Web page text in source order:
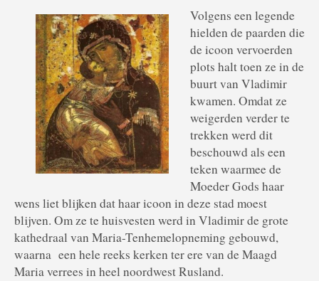
Volgens een legende
hielden de paarden die
de icoon vervoerden
plots halt toen ze in de
buurt van Vladimir
kwamen. Omdat ze
weigerden verder te
trekken werd dit
beschouwd als een
teken waarmee de
Moeder Gods haar
wens liet blijken dat haar icoon in deze stad moest
blijven. Om ze te huisvesten werd in Vladimir de grote
kathedraal van Maria-Tenhemelopneming gebouwd,
waarna een hele reeks kerken ter ere van de Maagd
Maria verrees in heel noordwest Rusland.